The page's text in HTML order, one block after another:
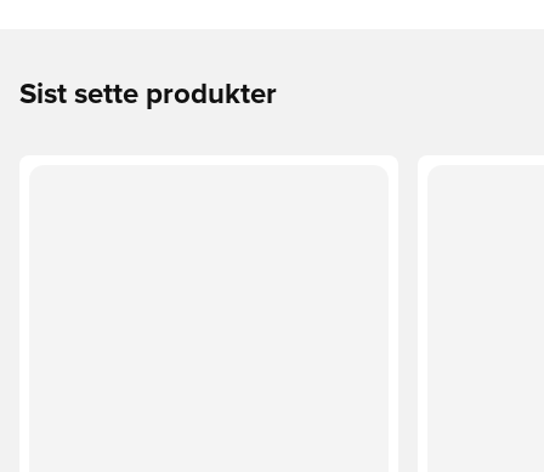
Sist sette produkter